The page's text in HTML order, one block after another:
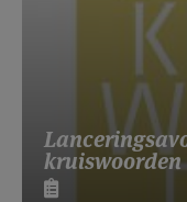
kruiswoorden